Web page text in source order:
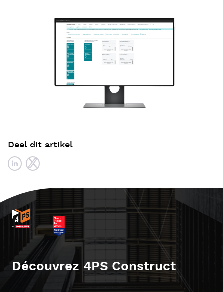
Deel dit artikel
Découvrez 4PS Construct